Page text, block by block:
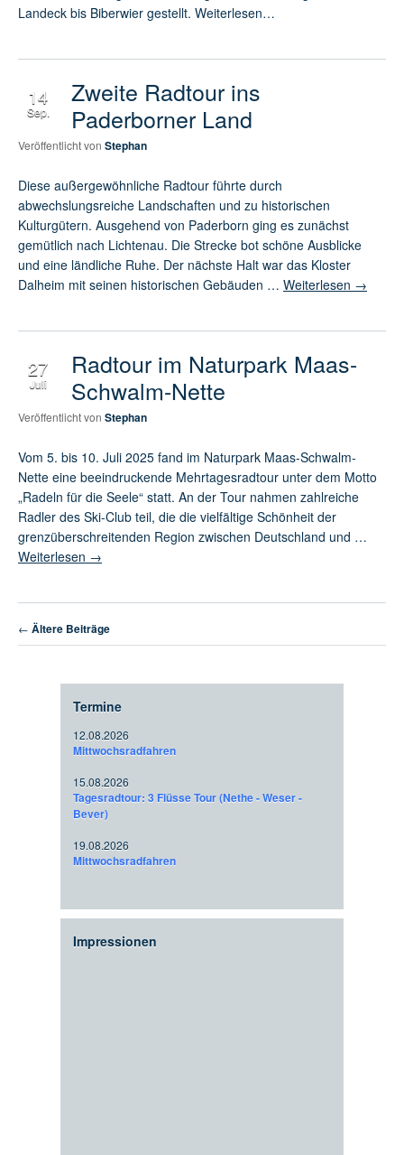
Landeck bis Biberwier gestellt. Weiterlesen…
14
Sep.
Zweite Radtour ins
Paderborner Land
Veröffentlicht von Stephan
Diese außergewöhnliche Radtour führte durch
abwechslungsreiche Landschaften und zu historischen
Kulturgütern. Ausgehend von Paderborn ging es zunächst
gemütlich nach Lichtenau. Die Strecke bot schöne Ausblicke
und eine ländliche Ruhe. Der nächste Halt war das Kloster
Dalheim mit seinen historischen Gebäuden … Weiterlesen →
27
Juli
Radtour im Naturpark Maas-
Schwalm-Nette
Veröffentlicht von Stephan
Vom 5. bis 10. Juli 2025 fand im Naturpark Maas-Schwalm-
Nette eine beeindruckende Mehrtagesradtour unter dem Motto
„Radeln für die Seele“ statt. An der Tour nahmen zahlreiche
Radler des Ski-Club teil, die die vielfältige Schönheit der
grenzüberschreitenden Region zwischen Deutschland und …
Weiterlesen →
Artikelnavigation
← Ältere Beiträge
Termine
12.08.2026
Mittwochsradfahren
15.08.2026
Tagesradtour: 3 Flüsse Tour (Nethe - Weser -
Bever)
19.08.2026
Mittwochsradfahren
Impressionen